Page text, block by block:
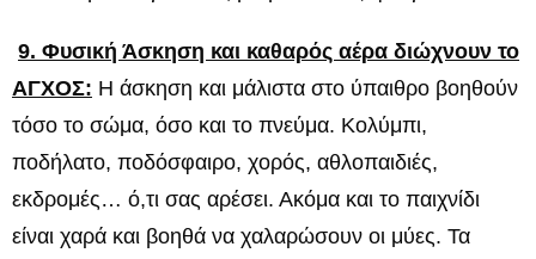
9. Φυσική Άσκηση και καθαρός αέρα διώχνουν το
ΑΓΧΟΣ: Η άσκηση και μάλιστα στο ύπαιθρο βοηθούν
τόσο το σώμα, όσο και το πνεύμα. Κολύμπι,
ποδήλατο, ποδόσφαιρο, χορός, αθλοπαιδιές,
εκδρομές… ό,τι σας αρέσει. Ακόμα και το παιχνίδι
είναι χαρά και βοηθά να χαλαρώσουν οι μύες. Τα